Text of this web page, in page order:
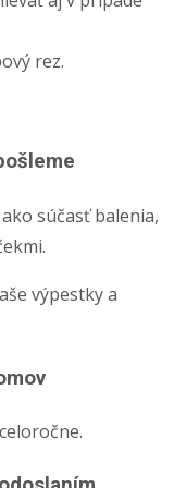
rez.
súčasť balenia,
výpestky a